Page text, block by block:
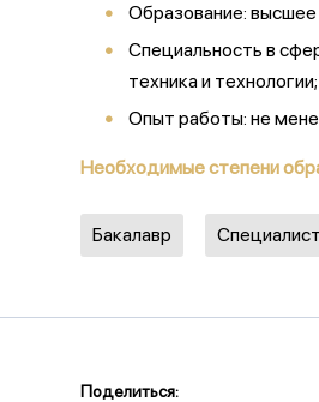
Образование: высшее
Специальность в
техника и
Опыт работы: не
Необходимые степени
Бакалавр Специалист
Поделиться: